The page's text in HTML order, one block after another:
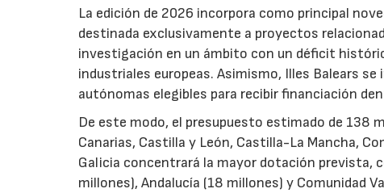
La edición de 2026 incorpora como principal
destinada exclusivamente a proyectos
investigación en un ámbito con un déficit
industriales europeas. Asimismo, Illes Balears
autónomas elegibles para recibir financiación
De este modo, el presupuesto estimado de 138
Canarias, Castilla y León, Castilla-La Mancha,
Galicia concentrará la mayor dotación prevista,
millones), Andalucía (18 millones) y Comunidad